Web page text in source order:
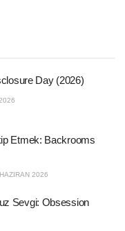
Day (2026)
Etmek: Backrooms
2026
Sevgi: Obsession